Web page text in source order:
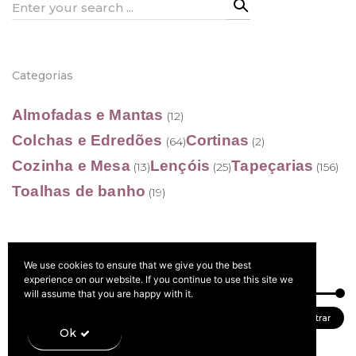
Search
Categorias
Almofadas e Mantas (12)
Colchas e Edredões (64)Cortinas (2)
Cozinha e Mesa (13)Lençóis (25)Tapeçarias (156)
Toalhas de banho (19)
Filtrar por preço
mínimo
máximo
Filtrar
We use cookies to ensure that we give you the best
experience on our website. If you continue to use this site we
will assume that you are happy with it.
Ok